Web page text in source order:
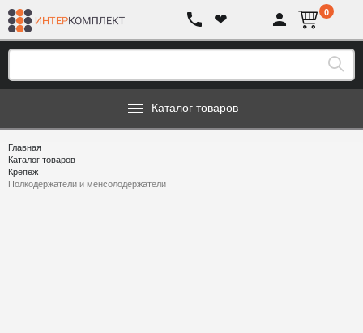
❤ 0
Каталог товаров
Главная
Каталог товаров
Крепеж
Полкодержатели и менсолодержатели